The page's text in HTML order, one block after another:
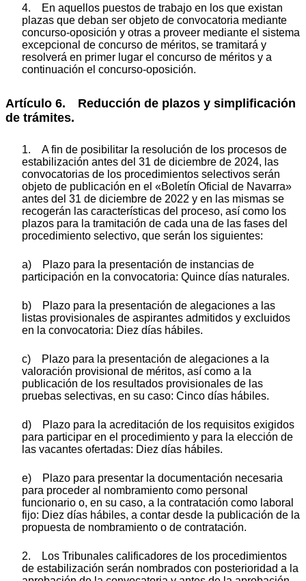
4. En aquellos puestos de trabajo en los que existan
plazas que deban ser objeto de convocatoria mediante
concurso-oposición y otras a proveer mediante el sistema
excepcional de concurso de méritos, se tramitará y
resolverá en primer lugar el concurso de méritos y a
continuación el concurso-oposición.
Artículo 6. Reducción de plazos y simplificación
de trámites.
1. A fin de posibilitar la resolución de los procesos de
estabilización antes del 31 de diciembre de 2024, las
convocatorias de los procedimientos selectivos serán
objeto de publicación en el «Boletín Oficial de Navarra»
antes del 31 de diciembre de 2022 y en las mismas se
recogerán las características del proceso, así como los
plazos para la tramitación de cada una de las fases del
procedimiento selectivo, que serán los siguientes:
a) Plazo para la presentación de instancias de
participación en la convocatoria: Quince días naturales.
b) Plazo para la presentación de alegaciones a las
listas provisionales de aspirantes admitidos y excluidos
en la convocatoria: Diez días hábiles.
c) Plazo para la presentación de alegaciones a la
valoración provisional de méritos, así como a la
publicación de los resultados provisionales de las
pruebas selectivas, en su caso: Cinco días hábiles.
d) Plazo para la acreditación de los requisitos exigidos
para participar en el procedimiento y para la elección de
las vacantes ofertadas: Diez días hábiles.
e) Plazo para presentar la documentación necesaria
para proceder al nombramiento como personal
funcionario o, en su caso, a la contratación como laboral
fijo: Diez días hábiles, a contar desde la publicación de la
propuesta de nombramiento o de contratación.
2. Los Tribunales calificadores de los procedimientos
de estabilización serán nombrados con posterioridad a la